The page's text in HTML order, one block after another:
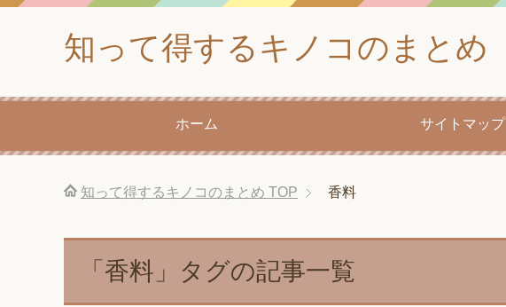
知って得するキノコのまとめ
ホーム サイトマップ
知って得するキノコのまとめ TOP 香料
「香料」タグの記事一覧